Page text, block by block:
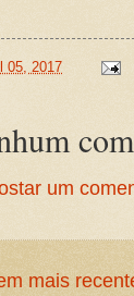
05, 2017
um
mais